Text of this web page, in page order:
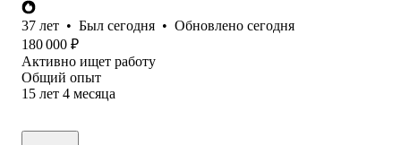
37 лет • Был сегодня • Обновлено сегодня
180 000 ₽
Активно ищет работу
Общий опыт
15 лет 4 месяца